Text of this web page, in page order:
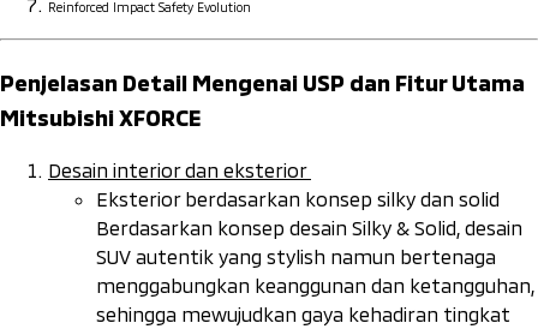
Reinforced Impact Safety Evolution
Penjelasan Detail Mengenai USP dan Fitur Utama
Mitsubishi XFORCE
Desain interior dan eksterior
Eksterior berdasarkan konsep silky dan solid
Berdasarkan konsep desain Silky & Solid , desain
SUV autentik yang stylish namun bertenaga
menggabungkan keanggunan dan ketangguhan,
sehingga mewujudkan gaya kehadiran tingkat